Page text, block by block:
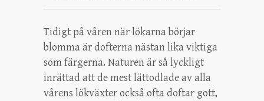
Tidigt på våren när lökarna börjar
blomma är dofterna nästan lika viktiga
som färgerna. Naturen är så lyckligt
inrättad att de mest lättodlade av alla
vårens lökväxter också ofta doftar gott,